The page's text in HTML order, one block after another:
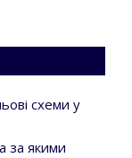
схеми у
за якими